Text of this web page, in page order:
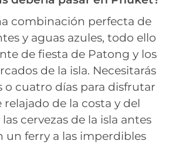
combinación perfecta de
y aguas azules, todo ello
de fiesta de Patong y los
de la isla. Necesitarás
o cuatro días para disfrutar
de la costa y del
cervezas de la isla antes
un ferry a las imperdibles